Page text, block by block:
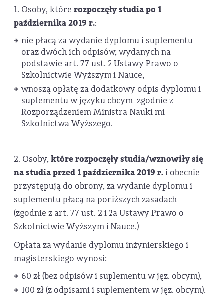
1. Osoby, które rozpoczęły studia po 1
października 2019 r.:
nie płacą za wydanie dyplomu i suplementu
oraz dwóch ich odpisów, wydanych na
podstawie art. 77 ust. 2 Ustawy Prawo o
Szkolnictwie Wyższym i Nauce,
wnoszą opłatę za dodatkowy odpis dyplomu i
suplementu w języku obcym zgodnie z
Rozporządzeniem Ministra Nauki mi
Szkolnictwa Wyższego.
2. Osoby, które rozpoczęły studia/wznowiły się
na studia przed 1 października 2019 r.i obecnie
przystępują do obrony, za wydanie dyplomu i
suplementu płacą na poniższych zasadach
(zgodnie z art. 77 ust. 2 i 2a Ustawy Prawo o
Szkolnictwie Wyższym i Nauce.)
Opłata za wydanie dyplomu inżynierskiego i
magisterskiego wynosi:
60 zł (bez odpisów i suplementu w jęz. obcym),
100 zł (z odpisami i suplementem w jęz. obcym).